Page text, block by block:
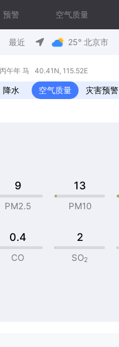
预警 空气质量
最近 25° 北京市
年 马 40.41N, 115.52E
降水 空气质量 灾害预警
9
PM2.5
13
PM10
0.4
CO
2
SO2